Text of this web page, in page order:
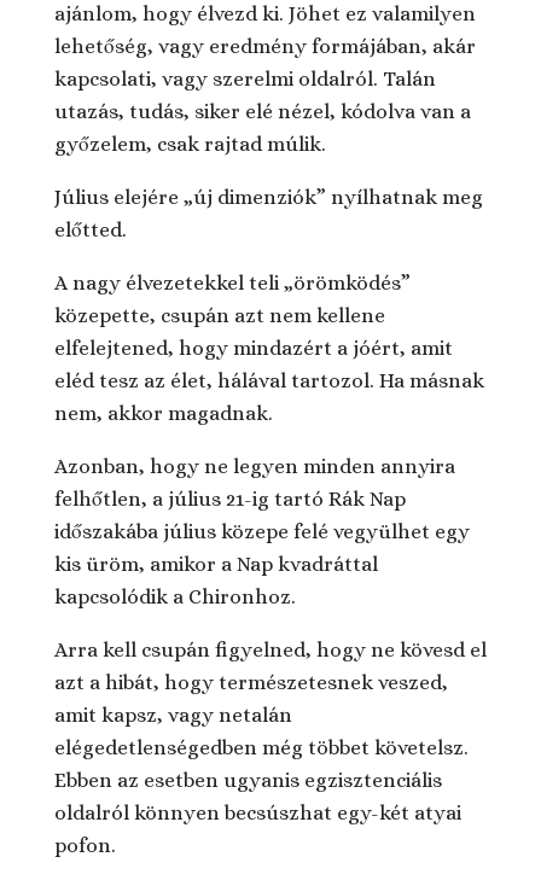
ajánlom, hogy élvezd ki. Jöhet ez valamilyen
lehetőség, vagy eredmény formájában, akár
kapcsolati, vagy szerelmi oldalról. Talán
utazás, tudás, siker elé nézel, kódolva van a
győzelem, csak rajtad múlik.
Július elejére „új dimenziók” nyílhatnak meg
előtted.
A nagy élvezetekkel teli „örömködés”
közepette, csupán azt nem kellene
elfelejtened, hogy mindazért a jóért, amit
eléd tesz az élet, hálával tartozol. Ha másnak
nem, akkor magadnak.
Azonban, hogy ne legyen minden annyira
felhőtlen, a július 21-ig tartó Rák Nap
időszakába július közepe felé vegyülhet egy
kis üröm, amikor a Nap kvadráttal
kapcsolódik a Chironhoz.
Arra kell csupán figyelned, hogy ne kövesd el
azt a hibát, hogy természetesnek veszed,
amit kapsz, vagy netalán
elégedetlenségedben még többet követelsz.
Ebben az esetben ugyanis egzisztenciális
oldalról könnyen becsúszhat egy-két atyai
pofon.